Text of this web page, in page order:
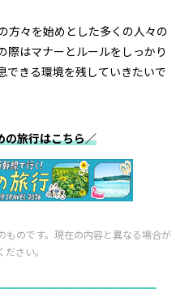
方々を始めとした多くの人々の
際はマナーとルールをしっかり
できる環境を残していきたいで
の旅行はこちら／
のです。現在の内容と異なる場合が
さい。